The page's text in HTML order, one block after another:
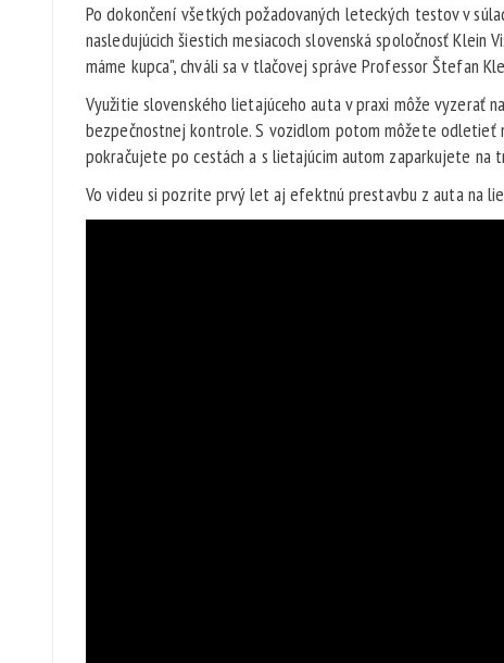
Po dokončení všetkých požadovaných leteckých testov v
nasledujúcich šiestich mesiacoch slovenská spoločnosť
máme kupca", chváli sa v tlačovej správe Professor Štefan
Využitie slovenského lietajúceho auta v praxi môže vyzerať
bezpečnostnej kontrole. S vozidlom potom môžete
pokračujete po cestách a s lietajúcim autom zaparkujete na
Vo videu si pozrite prvý let aj efektnú prestavbu z auta na